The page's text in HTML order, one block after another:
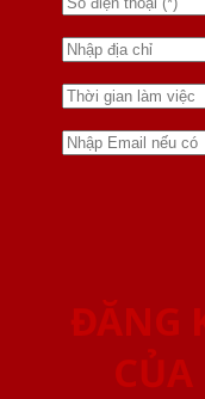
ĐĂNG